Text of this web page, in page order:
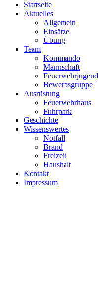
Startseite
Aktuelles
Allgemein
Einsätze
Übung
Team
Kommando
Mannschaft
Feuerwehrjugend
Bewerbsgruppe
Ausrüstung
Feuerwehrhaus
Fuhrpark
Geschichte
Wissenswertes
Notfall
Brand
Freizeit
Haushalt
Kontakt
Impressum